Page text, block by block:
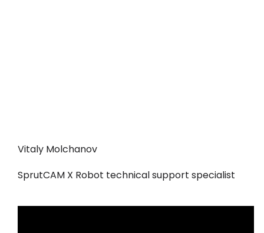
Vitaly Molchanov
SprutCAM X Robot technical support specialist